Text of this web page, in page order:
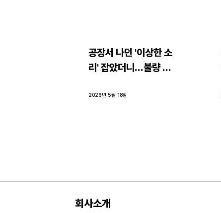
공장서 나던 '이상한 소
리' 잡았더니…불량 줄
2026년 5월 18일
회사소개